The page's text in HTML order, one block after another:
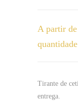
A partir de
Tirante de
entrega.